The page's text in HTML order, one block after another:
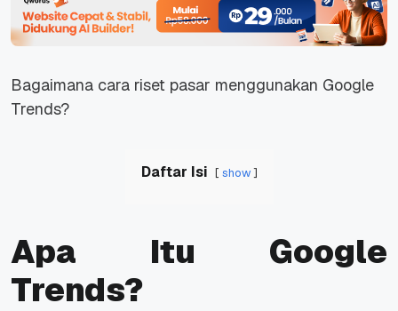
Bagaimana cara riset pasar menggunakan Google
Trends?
Daftar Isi show
Apa Itu Google
Trends?